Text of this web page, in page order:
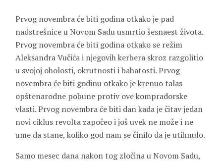
Prvog novembra će biti godina otkako je pad
nadstrešnice u Novom Sadu usmrtio šesnaest života.
Prvog novembra će biti godina otkako se režim
Aleksandra Vučića i njegovih kerbera skroz razgolitio
u svojoj oholosti, okrutnosti i bahatosti. Prvog
novembra će biti godinu otkako je krenuo talas
opštenarodne pobune protiv ove kompradorske
vlasti. Prvog novembra će biti dan kada je čitav jedan
novi ciklus revolta započeo i još uvek ne može i ne
ume da stane, koliko god nam se činilo da je utihnulo.
Samo mesec dana nakon tog zločina u Novom Sadu,